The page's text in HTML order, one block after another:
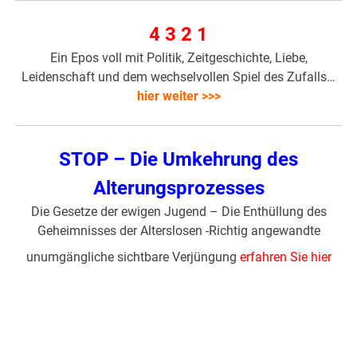
4 3 2 1
Ein Epos voll mit Politik, Zeitgeschichte, Liebe,
Leidenschaft und dem wechselvollen Spiel des Zufalls…
hier weiter >>>
STOP – Die Umkehrung des
Alterungsprozesses
Die Gesetze der ewigen Jugend – Die Enthüllung des
Geheimnisses der Alterslosen -Richtig angewandte
unumgängliche sichtbare Verjüngung erfahren Sie hier